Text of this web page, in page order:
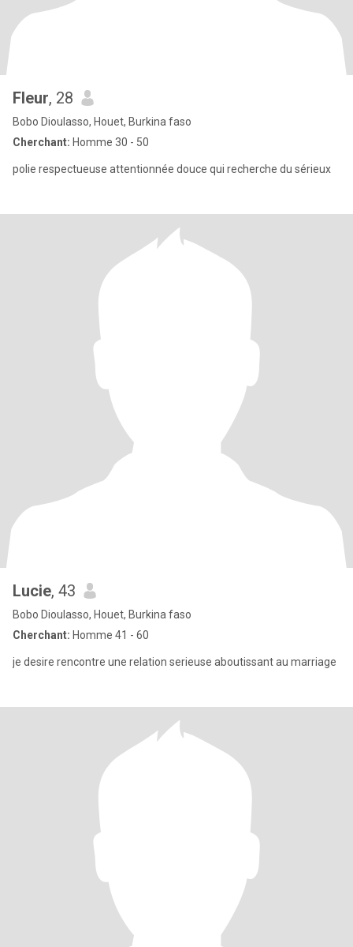
Fleur, 28
Bobo Dioulasso, Houet, Burkina faso
Cherchant: Homme 30 - 50
polie respectueuse attentionnée douce qui recherche du sérieux
Lucie, 43
Bobo Dioulasso, Houet, Burkina faso
Cherchant: Homme 41 - 60
je desire rencontre une relation serieuse aboutissant au marriage